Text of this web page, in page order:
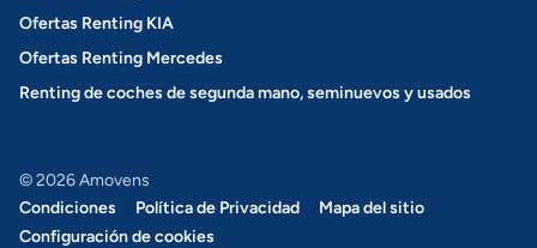
Ofertas Renting KIA
Ofertas Renting Mercedes
Renting de coches de segunda mano, seminuevos y usados
© 2026 Amovens
Condiciones
Política de Privacidad
Mapa del sitio
Configuración de cookies